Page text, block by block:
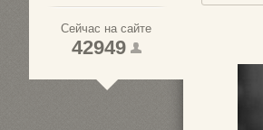
Сейчас на сайте
42949